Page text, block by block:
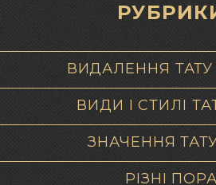
ВИДАЛЕННЯ ТАТУ
ВИДИ І СТИЛІ
ЗНАЧЕННЯ
РІЗНІ